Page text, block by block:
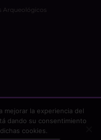
Arqueológicos
Integrales SL | Todos los
mejorar la experiencia del
dando su consentimiento
cookies.